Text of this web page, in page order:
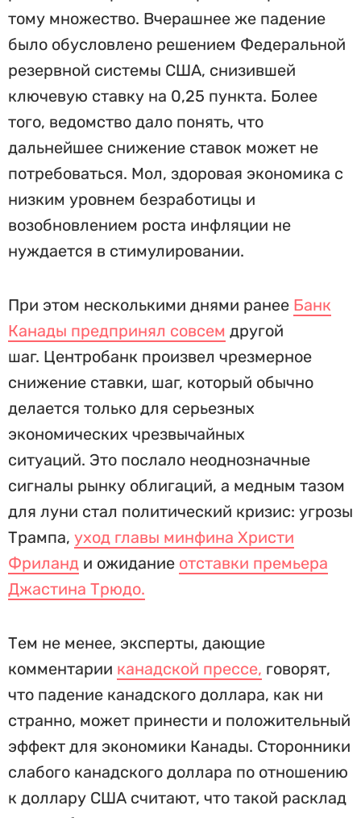
тому множество. Вчерашнее же падение
было обусловлено решением Федеральной
резервной системы США, снизившей
ключевую ставку на 0,25 пункта. Более
того, ведомство дало понять, что
дальнейшее снижение ставок может не
потребоваться. Мол, здоровая экономика с
низким уровнем безработицы и
возобновлением роста инфляции не
нуждается в стимулировании.
При этом несколькими днями ранее Банк
Канады предпринял совсем другой
шаг. Центробанк произвел чрезмерное
снижение ставки, шаг, который обычно
делается только для серьезных
экономических чрезвычайных
ситуаций. Это послало неоднозначные
сигналы рынку облигаций, а медным тазом
для луни стал политический кризис: угрозы
Трампа, уход главы минфина Христи
Фриланд и ожидание отставки премьера
Джастина Трюдо.
Тем не менее, эксперты, дающие
комментарии канадской прессе, говорят,
что падение канадского доллара, как ни
странно, может принести и положительный
эффект для экономики Канады. Сторонники
слабого канадского доллара по отношению
к доллару США считают, что такой расклад